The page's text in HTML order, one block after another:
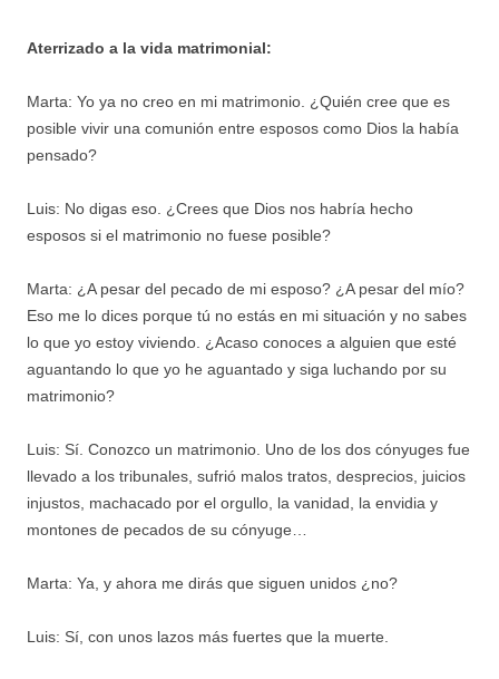
Aterrizado a la vida matrimonial:
Marta: Yo ya no creo en mi matrimonio. ¿Quién cree que es
posible vivir una comunión entre esposos como Dios la había
pensado?
Luis: No digas eso. ¿Crees que Dios nos habría hecho
esposos si el matrimonio no fuese posible?
Marta: ¿A pesar del pecado de mi esposo? ¿A pesar del mío?
Eso me lo dices porque tú no estás en mi situación y no sabes
lo que yo estoy viviendo. ¿Acaso conoces a alguien que esté
aguantando lo que yo he aguantado y siga luchando por su
matrimonio?
Luis: Sí. Conozco un matrimonio. Uno de los dos cónyuges fue
llevado a los tribunales, sufrió malos tratos, desprecios, juicios
injustos, machacado por el orgullo, la vanidad, la envidia y
montones de pecados de su cónyuge…
Marta: Ya, y ahora me dirás que siguen unidos ¿no?
Luis: Sí, con unos lazos más fuertes que la muerte.